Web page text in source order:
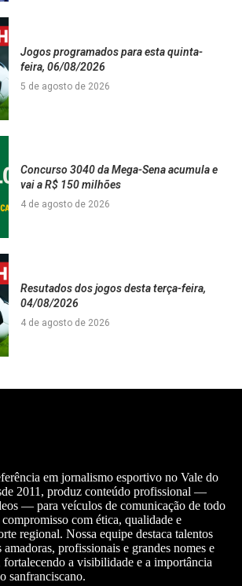
Jogos programados para esta quinta-
feira, 06/08/2026
5 de agosto de 2026
Concurso 3040 da Mega-Sena acumula e
vai a R$ 150 milhões
4 de agosto de 2026
Resutados dos jogos desta terça-feira,
04/08/2026
4 de agosto de 2026
em jornalismo esportivo no Vale do
2011, produz conteúdo profissional —
— para veículos de comunicação de todo
com ética, qualidade e
regional. Nossa equipe destaca talentos
profissionais e grandes nomes e
fortalecendo a visibilidade e a importância
sanfranciscano.